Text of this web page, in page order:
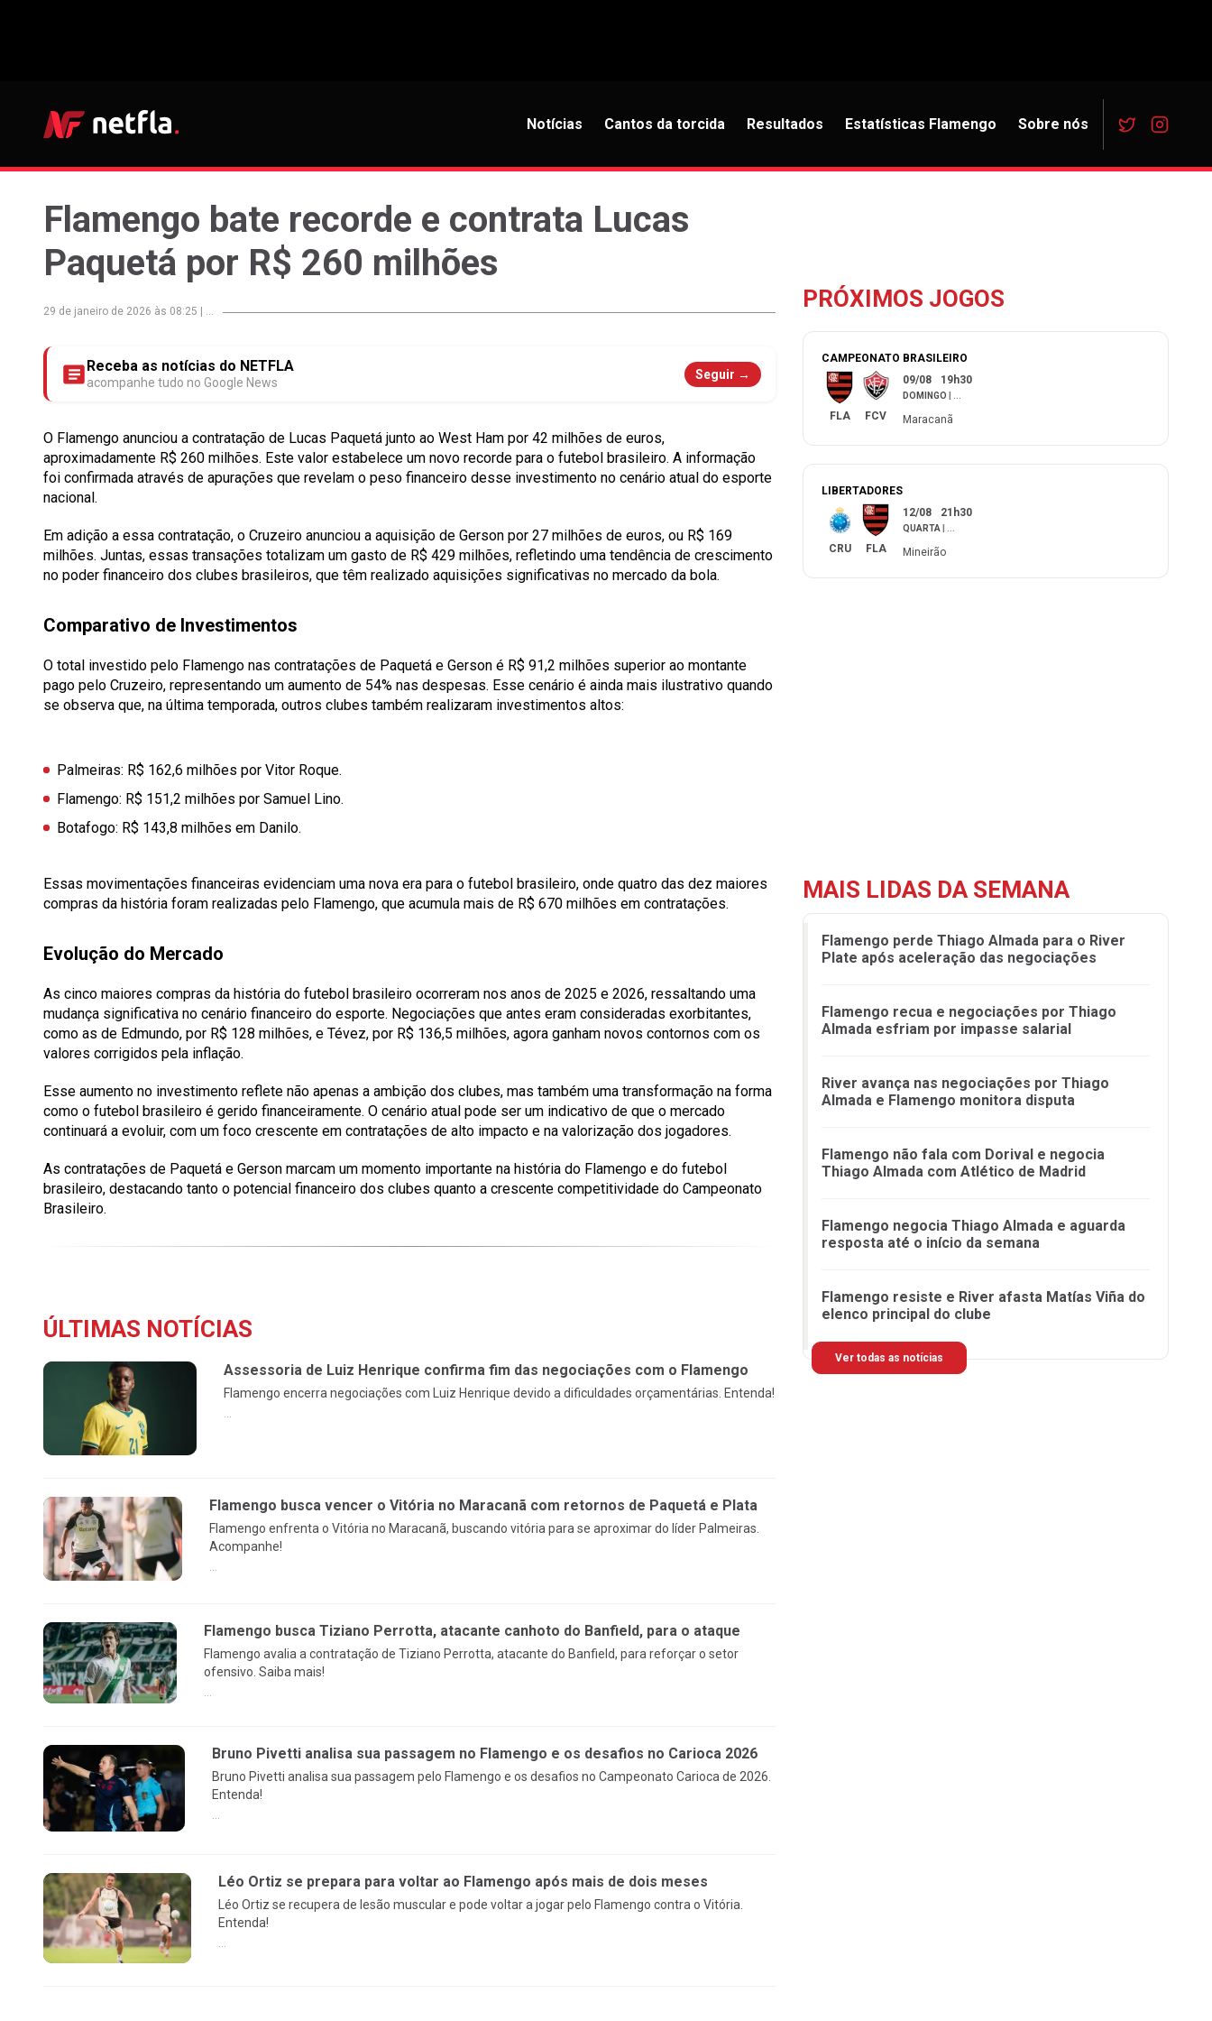
Notícias Cantos da torcida Resultados Estatísticas Flamengo Sobre nós
Flamengo bate recorde e contrata Lucas
Paquetá por R$ 260 milhões
29 de janeiro de 2026 às 08:25 ...
Receba as notícias do NETFLA
acompanhe tudo no Google News
Seguir →
O Flamengo anunciou a contratação de Lucas Paquetá junto ao West Ham por 42 milhões de euros,
aproximadamente R$ 260 milhões. Este valor estabelece um novo recorde para o futebol brasileiro. A informação
foi confirmada através de apurações que revelam o peso financeiro desse investimento no cenário atual do esporte
nacional.
Em adição a essa contratação, o Cruzeiro anunciou a aquisição de Gerson por 27 milhões de euros, ou R$ 169
milhões. Juntas, essas transações totalizam um gasto de R$ 429 milhões, refletindo uma tendência de crescimento
no poder financeiro dos clubes brasileiros, que têm realizado aquisições significativas no mercado da bola.
Comparativo de Investimentos
O total investido pelo Flamengo nas contratações de Paquetá e Gerson é R$ 91,2 milhões superior ao montante
pago pelo Cruzeiro, representando um aumento de 54% nas despesas. Esse cenário é ainda mais ilustrativo quando
se observa que, na última temporada, outros clubes também realizaram investimentos altos:
Palmeiras: R$ 162,6 milhões por Vitor Roque.
Flamengo: R$ 151,2 milhões por Samuel Lino.
Botafogo: R$ 143,8 milhões em Danilo.
Essas movimentações financeiras evidenciam uma nova era para o futebol brasileiro, onde quatro das dez maiores
compras da história foram realizadas pelo Flamengo, que acumula mais de R$ 670 milhões em contratações.
Evolução do Mercado
As cinco maiores compras da história do futebol brasileiro ocorreram nos anos de 2025 e 2026, ressaltando uma
mudança significativa no cenário financeiro do esporte. Negociações que antes eram consideradas exorbitantes,
como as de Edmundo, por R$ 128 milhões, e Tévez, por R$ 136,5 milhões, agora ganham novos contornos com os
valores corrigidos pela inflação.
Esse aumento no investimento reflete não apenas a ambição dos clubes, mas também uma transformação na forma
como o futebol brasileiro é gerido financeiramente. O cenário atual pode ser um indicativo de que o mercado
continuará a evoluir, com um foco crescente em contratações de alto impacto e na valorização dos jogadores.
As contratações de Paquetá e Gerson marcam um momento importante na história do Flamengo e do futebol
brasileiro, destacando tanto o potencial financeiro dos clubes quanto a crescente competitividade do Campeonato
Brasileiro.
ÚLTIMAS NOTÍCIAS
Assessoria de Luiz Henrique confirma fim das negociações com o Flamengo
Flamengo encerra negociações com Luiz Henrique devido a dificuldades orçamentárias. Entenda!
...
Flamengo busca vencer o Vitória no Maracanã com retornos de Paquetá e Plata
Flamengo enfrenta o Vitória no Maracanã, buscando vitória para se aproximar do líder Palmeiras.
Acompanhe!
Flamengo busca Tiziano Perrotta, atacante canhoto do Banfield, para o ataque
Flamengo avalia a contratação de Tiziano Perrotta, atacante do Banfield, para reforçar o setor
ofensivo. Saiba mais!
...
Bruno Pivetti analisa sua passagem no Flamengo e os desafios no Carioca 2026
Bruno Pivetti analisa sua passagem pelo Flamengo e os desafios no Campeonato Carioca de 2026.
Entenda!
...
Léo Ortiz se prepara para voltar ao Flamengo após mais de dois meses
Léo Ortiz se recupera de lesão muscular e pode voltar a jogar pelo Flamengo contra o Vitória.
Entenda!
PRÓXIMOS JOGOS
CAMPEONATO BRASILEIRO
FLA FCV
09/08 19h30
DOMINGO
Maracanã
LIBERTADORES
CRU FLA
12/08 21h30
QUARTA
Mineirão
MAIS LIDAS DA SEMANA
Flamengo perde Thiago Almada para o River
Plate após aceleração das negociações
Flamengo recua e negociações por Thiago
Almada esfriam por impasse salarial
River avança nas negociações por Thiago
Almada e Flamengo monitora disputa
Flamengo não fala com Dorival e negocia
Thiago Almada com Atlético de Madrid
Flamengo negocia Thiago Almada e aguarda
resposta até o início da semana
Flamengo resiste e River afasta Matías Viña do
elenco principal do clube
Ver todas as notícias